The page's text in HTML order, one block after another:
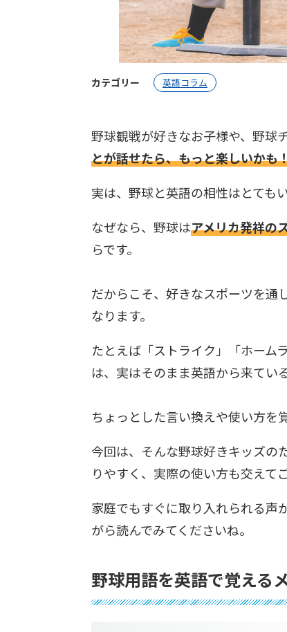
カテゴリー 英語コラム
野球観戦が好きなお子様や、野球
とが話せたら、もっと楽しいかも
実は、野球と英語の相性はとてもい
なぜなら、野球はアメリカ発祥の
らです。
だからこそ、好きなスポーツを通
なります。
たとえば「ストライク」「ホーム
は、実はそのまま英語から来てい
ちょっとした言い換えや使い方を
今回は、そんな野球好きキッズの
りやすく、実際の使い方も交えて
家庭でもすぐに取り入れられる声
がら読んでみてくださいね。
野球用語を英語で覚える